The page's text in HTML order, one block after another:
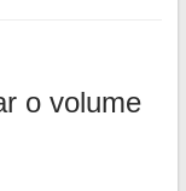
o volume